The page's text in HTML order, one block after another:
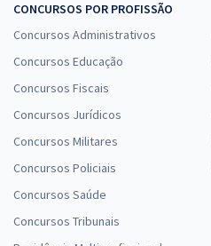
CONCURSOS POR PROFISSÃO
Concursos Administrativos
Concursos Educação
Concursos Fiscais
Concursos Jurídicos
Concursos Militares
Concursos Policiais
Concursos Saúde
Concursos Tribunais